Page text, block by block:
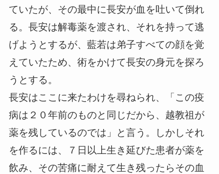
ていたが、その最中に長安が血を吐いて倒れ
る。長安は解毒薬を渡され、それを持って逃
げようとするが、藍若は弟子すべての顔を覚
えていたため、術をかけて長安の身元を探ろ
うとする。
長安はここに来たわけを尋ねられ、「この疫
病は２０年前のものと同じだから、越教祖が
薬を残しているのでは」と言う。しかしそれ
を作るには、７日以上生き延びた患者が薬を
飲み、その苦痛に耐えて生き残ったらその血